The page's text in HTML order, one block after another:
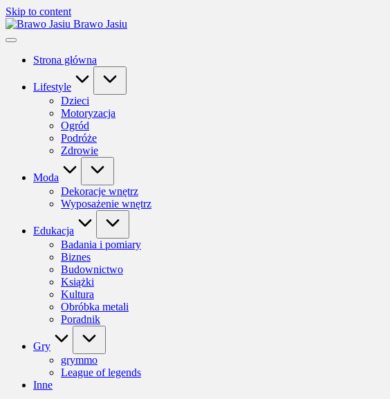
Skip to content
Brawo Jasiu
Strona główna
Lifestyle
Dzieci
Motoryzacja
Ogród
Podróże
Zdrowie
Moda
Dekoracje wnętrz
Wyposażenie wnętrz
Edukacja
Badania i pomiary
Biznes
Budownictwo
Książki
Kultura
Obróbka metali
Poradnik
Gry
grymmo
League of legends
Inne